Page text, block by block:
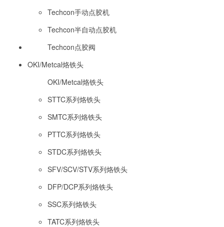
Techcon手动点胶机
Techcon半自动点胶机
Techcon点胶阀
OKI/Metcal烙铁头
OKI/Metcal烙铁头
STTC系列烙铁头
SMTC系列烙铁头
PTTC系列烙铁头
STDC系列烙铁头
SFV/SCV/STV系列烙铁头
DFP/DCP系列烙铁头
SSC系列烙铁头
TATC系列烙铁头